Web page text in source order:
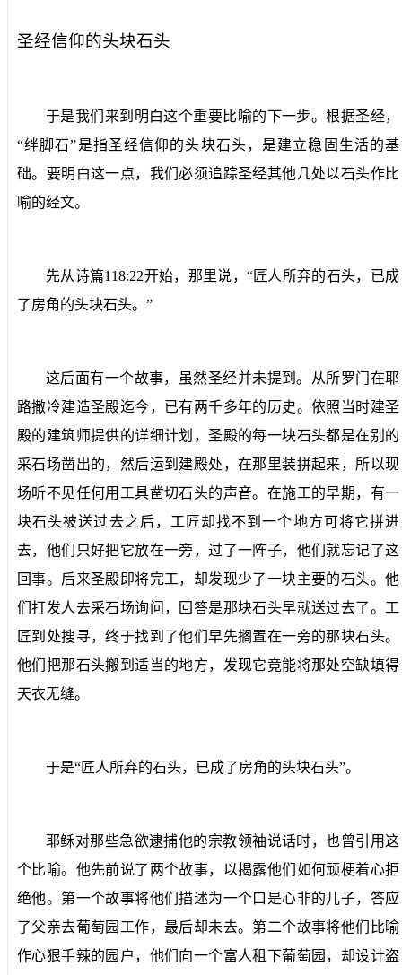
圣经信仰的头块石头
于是我们来到明白这个重要比喻的下一步。根据圣经，
“绊脚石”是指圣经信仰的头块石头，是建立稳固生活的基
础。要明白这一点，我们必须追踪圣经其他几处以石头作比
喻的经文。
先从诗篇118:22开始，那里说，“匠人所弃的石头，已成
了房角的头块石头。”
这后面有一个故事，虽然圣经并未提到。从所罗门在耶
路撒冷建造圣殿迄今，已有两千多年的历史。依照当时建圣
殿的建筑师提供的详细计划，圣殿的每一块石头都是在别的
采石场凿出的，然后运到建殿处，在那里装拼起来，所以现
场听不见任何用工具凿切石头的声音。在施工的早期，有一
块石头被送过去之后，工匠却找不到一个地方可将它拼进
去，他们只好把它放在一旁，过了一阵子，他们就忘记了这
回事。后来圣殿即将完工，却发现少了一块主要的石头。他
们打发人去采石场询问，回答是那块石头早就送过去了。工
匠到处搜寻，终于找到了他们早先搁置在一旁的那块石头。
他们把那石头搬到适当的地方，发现它竟能将那处空缺填得
天衣无缝。
于是“匠人所弃的石头，已成了房角的头块石头”。
耶稣对那些急欲逮捕他的宗教领袖说话时，也曾引用这
个比喻。他先前说了两个故事，以揭露他们如何顽梗着心拒
绝他。第一个故事将他们描述为一个口是心非的儿子，答应
了父亲去葡萄园工作，最后却未去。第二个故事将他们比喻
作心狠手辣的园户，他们向一个富人租下葡萄园，却设计盗